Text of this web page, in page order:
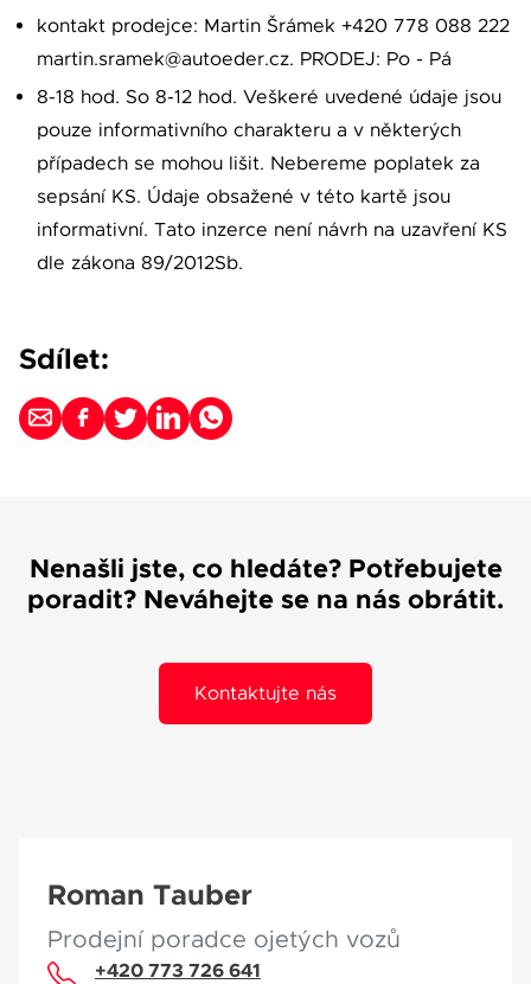
kontakt prodejce: Martin Šrámek +420 778 088 222
martin.sramek@autoeder.cz. PRODEJ: Po - Pá
8-18 hod. So 8-12 hod. Veškeré uvedené údaje jsou
pouze informativního charakteru a v některých
případech se mohou lišit. Nebereme poplatek za
sepsání KS. Údaje obsažené v této kartě jsou
informativní. Tato inzerce není návrh na uzavření KS
dle zákona 89/2012Sb.
Sdílet:
Nenašli jste, co hledáte? Potřebujete
poradit? Neváhejte se na nás obrátit.
Kontaktujte nás
Roman Tauber
Prodejní poradce ojetých vozů
+420 773 726 641